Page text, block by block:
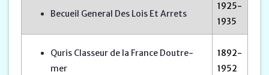
Becueil General Des Lois Et Arrets
1925-
1935
Quris Classeur de la France Doutre-
mer
1892-
1952